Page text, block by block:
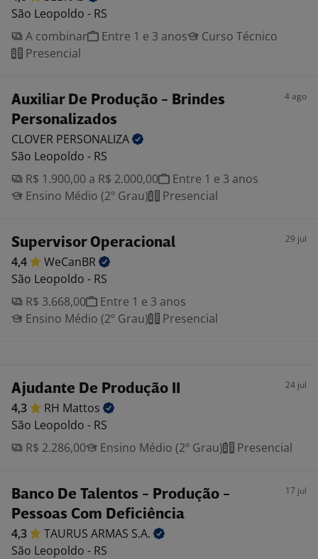
São Leopoldo - RS
A combinar
Entre 1 e 3 anos
Curso Técnico
Presencial
Auxiliar De Produção - Brindes
Personalizados
4 ago
CLOVER PERSONALIZA
São Leopoldo - RS
R$ 1.900,00 a R$ 2.000,00
Entre 1 e 3 anos
Ensino Médio (2º Grau)
Presencial
Supervisor Operacional 29 jul
4,4
WeCanBR
São Leopoldo - RS
R$ 3.668,00
Entre 1 e 3 anos
Ensino Médio (2º Grau)
Presencial
Ajudante De Produção II 24 jul
4,3 RH Mattos
São Leopoldo - RS
R$ 2.286,00
Ensino Médio (2º Grau) Presencial
Banco De Talentos - Produção -
Pessoas Com Deficiência
17 jul
4,3 TAURUS ARMAS S.A.
São Leopoldo - RS